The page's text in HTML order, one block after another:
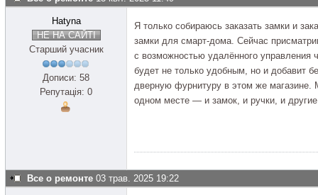
Hatyna
НЕ НА САЙТІ
Старший учасник
Дописи: 58
Репутація: 0
Я только собираюсь заказать замки и
замки для смарт-дома. Сейчас
с возможностью удалённого управления
будет не только удобным, но и добавит
дверную фурнитуру в этом же магазине.
одном месте — и замок, и ручки, и
Все о ремонте 03 трав. 2025 19:22